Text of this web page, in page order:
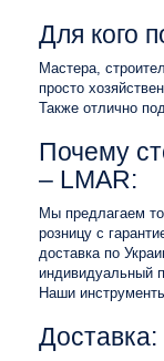
Для кого
Мастера,
просто
Также отлично
Почему
– LMAR:
Мы предлагаем
розницу с
доставка по
индивидуальный
Наши
Доставка: